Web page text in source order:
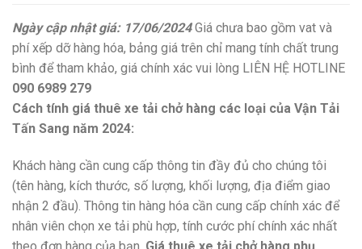
Ngày cập nhật giá: 17/06/2024Giá chưa bao gồm vat và
phí xếp dỡ hàng hóa, bảng giá trên chỉ mang tính chất trung
bình để tham khảo, giá chính xác vui lòng LIÊN HỆ HOTLINE
090 6989 279
Cách tính giá thuê xe tải chở hàng các loại của Vận Tải
Tấn Sang năm 2024:
Khách hàng cần cung cấp thông tin đầy đủ cho chúng tôi
(tên hàng, kích thước, số lượng, khối lượng, địa điểm giao
nhận 2 đầu). Thông tin hàng hóa cần cung cấp chính xác để
nhân viên chọn xe tải phù hợp, tính cước phí chính xác nhất